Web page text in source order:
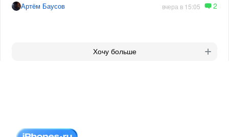
Артём Баусов вчера в 15:05 2
Хочу больше